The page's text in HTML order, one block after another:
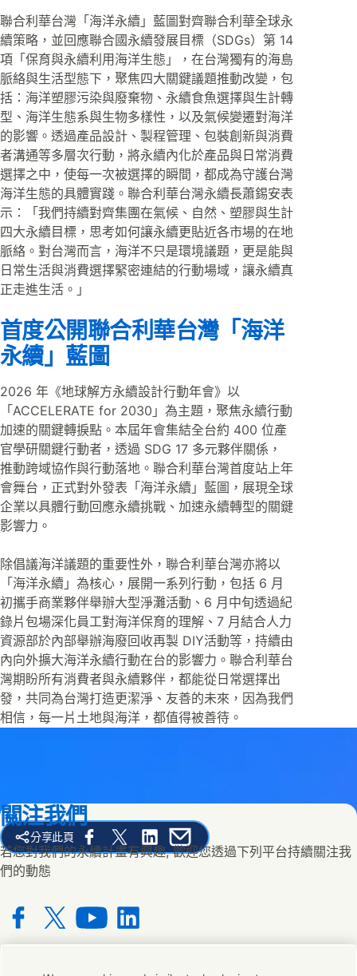
聯合利華台灣「海洋永續」藍圖對齊聯合利華全球永
續策略，並回應聯合國永續發展目標（SDGs）第 14
項「保育與永續利用海洋生態」，在台灣獨有的海島
脈絡與生活型態下，聚焦四大關鍵議題推動改變，包
括：海洋塑膠污染與廢棄物、永續食魚選擇與生計轉
型、海洋生態系與生物多樣性，以及氣候變遷對海洋
的影響。透過產品設計、製程管理、包裝創新與消費
者溝通等多層次行動，將永續內化於產品與日常消費
選擇之中，使每一次被選擇的瞬間，都成為守護台灣
海洋生態的具體實踐。聯合利華台灣永續長蕭錫安表
示：「我們持續對齊集團在氣候、自然、塑膠與生計
四大永續目標，思考如何讓永續更貼近各市場的在地
脈絡。對台灣而言，海洋不只是環境議題，更是能與
日常生活與消費選擇緊密連結的行動場域，讓永續真
正走進生活。」
首度公開聯合利華台灣「海洋
永續」藍圖
2026 年《地球解方永續設計行動年會》以
「ACCELERATE for 2030」為主題，聚焦永續行動
加速的關鍵轉捩點。本屆年會集結全台約 400 位產
官學研關鍵行動者，透過 SDG 17 多元夥伴關係，
推動跨域協作與行動落地。聯合利華台灣首度站上年
會舞台，正式對外發表「海洋永續」藍圖，展現全球
企業以具體行動回應永續挑戰、加速永續轉型的關鍵
影響力。
除倡議海洋議題的重要性外，聯合利華台灣亦將以
「海洋永續」為核心，展開一系列行動，包括 6 月
初攜手商業夥伴舉辦大型淨灘活動、6 月中旬透過紀
錄片包場深化員工對海洋保育的理解、7 月結合人力
資源部於內部舉辦海廢回收再製 DIY活動等，持續由
內向外擴大海洋永續行動在台的影響力。聯合利華台
灣期盼所有消費者與永續夥伴，都能從日常選擇出
發，共同為台灣打造更潔淨、友善的未來，因為我們
相信，每一片土地與海洋，都值得被善待。
分享此頁
Share this page on Facebook
Share this page on X
Share this page on Linked In
Share this page on E-mail
關注我們
若您對我們的永續計畫有興趣, 歡迎您透過下列平台持續關注我
們的動態
with us on Facebook
Connect with us on X
Connect with us on YouTube
Connect with us on LinkedIn